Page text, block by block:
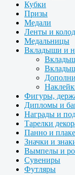
Кубки
Призы
Медали
Ленты и
Медальницы
Вкладыши и
Фигуры,
Дипломы и
Награды и
Тарелки
Панно и
Значки и
Вымпелы и
Сувениры
Футляры